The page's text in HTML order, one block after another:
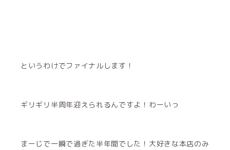
というわけでファイナルします！
ギリギリ半周年迎えられるんですよ！わーいっ
まーじで一瞬で過ぎた半年間でした！大好きな本店のみ